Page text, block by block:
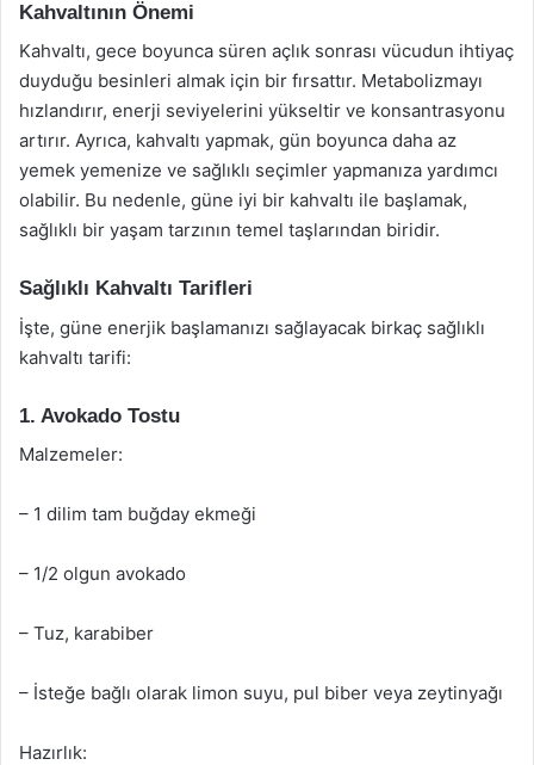
Kahvaltının Önemi
Kahvaltı, gece boyunca süren açlık sonrası vücudun ihtiyaç
duyduğu besinleri almak için bir fırsattır. Metabolizmayı
hızlandırır, enerji seviyelerini yükseltir ve konsantrasyonu
artırır. Ayrıca, kahvaltı yapmak, gün boyunca daha az
yemek yemenize ve sağlıklı seçimler yapmanıza yardımcı
olabilir. Bu nedenle, güne iyi bir kahvaltı ile başlamak,
sağlıklı bir yaşam tarzının temel taşlarından biridir.
Sağlıklı Kahvaltı Tarifleri
İşte, güne enerjik başlamanızı sağlayacak birkaç sağlıklı
kahvaltı tarifi:
1. Avokado Tostu
Malzemeler:
– 1 dilim tam buğday ekmeği
– 1/2 olgun avokado
– Tuz, karabiber
– İsteğe bağlı olarak limon suyu, pul biber veya zeytinyağı
Hazırlık: